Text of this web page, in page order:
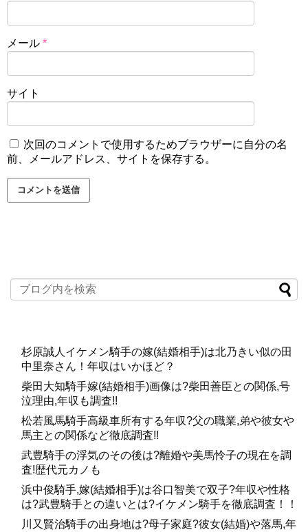
メール *
サイト
次回のコメントで使用するためブラウザーに自分の名
前、メールアドレス、サイトを保存する。
杉原誠人イケメン騎手の嫁(結婚相手)は北乃きい似の田
中里奈さん！年収はいかほど？
柴田大知騎手嫁(結婚相手)画像は?柴田善臣との関係,号
泣理由,年収も調査!!
松若風馬騎手高級車所有する年収?父の職業,弟や彼女や
馬主との関係など徹底調査!!
武豊騎手の浮気のその後は?離婚や美馬怜子の現在を調
査!歴代元カノも
浜中俊騎手,嫁(結婚相手)は谷口智美で双子?年収や性格
は?武豊騎手との違いとは?イケメン騎手を徹底調査！！
川又賢治騎手の出身地は?母子家庭?彼女(結婚)や落馬,年